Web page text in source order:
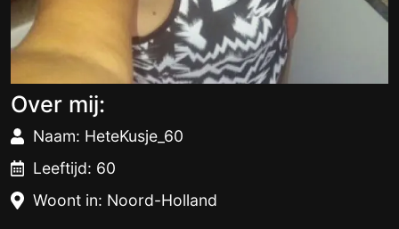
Over mij:
Naam: HeteKusje_60
Leeftijd: 60
Woont in: Noord-Holland